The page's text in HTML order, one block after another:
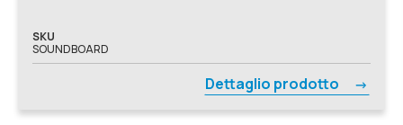
SKU
SOUNDBOARD
Dettaglio prodotto